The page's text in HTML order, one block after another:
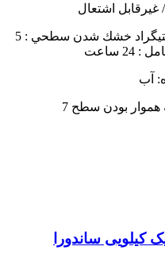
غیرقابل اشتعال
زمان خشک شدن: در 23 درجه سانتيگراد خشك شدن سطحي : 5
ساعت
آب
ساندورا